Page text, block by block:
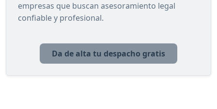
empresas que buscan asesoramiento legal
confiable y profesional.
Da de alta tu despacho gratis